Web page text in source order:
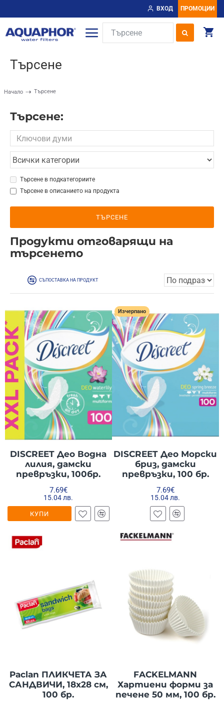
ВХОД ПРОМОЦИИ
Начало Търсене
Търсене
Търсене:
Търсене в подкатегориите
Търсене в описанието на продукта
ТЪРСЕНЕ
Продукти отговарящи на
търсенето
СЪПОСТАВКА НА ПРОДУКТ
DISCREET Део Водна
лилия, дамски
превръзки, 100бр.
7.69€
15.04 лв.
КУПИ
Изчерпано
DISCREET Део Морски
бриз, дамски
превръзки, 100 бр.
7.69€
15.04 лв.
Paclan ПЛИКЧЕТА ЗА
САНДВИЧИ, 18х28 см,
100 бр.
FACKELMANN
Хартиени форми за
печене 50 мм, 100 бр.